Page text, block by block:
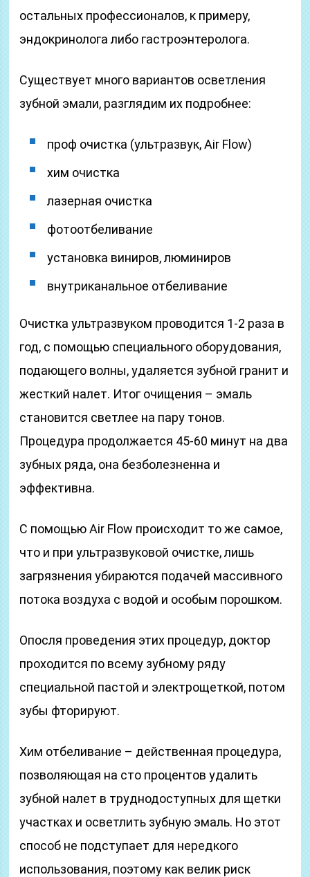
остальных профессионалов, к примеру,
эндокринолога либо гастроэнтеролога.
Существует много вариантов осветления
зубной эмали, разглядим их подробнее:
проф очистка (ультразвук, Air Flow)
хим очистка
лазерная очистка
фотоотбеливание
установка виниров, люминиров
внутриканальное отбеливание
Очистка ультразвуком проводится 1-2 раза в
год, с помощью специального оборудования,
подающего волны, удаляется зубной гранит и
жесткий налет. Итог очищения – эмаль
становится светлее на пару тонов.
Процедура продолжается 45-60 минут на два
зубных ряда, она безболезненна и
эффективна.
С помощью Air Flow происходит то же самое,
что и при ультразвуковой очистке, лишь
загрязнения убираются подачей массивного
потока воздуха с водой и особым порошком.
Опосля проведения этих процедур, доктор
проходится по всему зубному ряду
специальной пастой и электрощеткой, потом
зубы фторируют.
Хим отбеливание – действенная процедура,
позволяющая на сто процентов удалить
зубной налет в труднодоступных для щетки
участках и осветлить зубную эмаль. Но этот
способ не подступает для нередкого
использования, поэтому как велик риск